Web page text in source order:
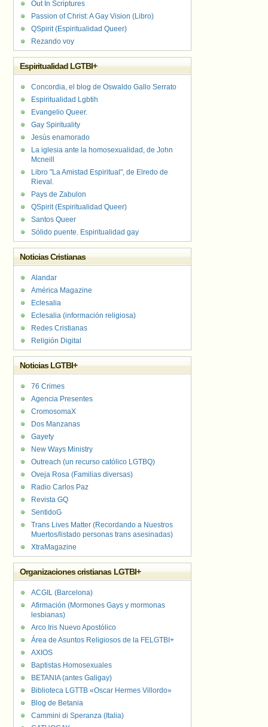
Out In Scriptures
Passion of Christ: A Gay Vision (Libro)
QSpirit (Espiritualidad Queer)
Rezando voy
Espiritualidad LGTBI+
Concordia, el blog de Oswaldo Gallo Serrato
Espiritualidad Lgbtih
Evangelio Queer.
Gay Spirituality
Jesús enamorado
La iglesia ante la homosexualidad, de John
Mcneill
Libro "La Amistad Espiritual", de Elredo de
Rieval.
Pays de Zabulon
QSpirit (Espiritualidad Queer)
Santos Queer
Sólido puente. Espiritualidad gay
Noticias Cristianas
Alandar
América Magazine
Eclesalia
Eclesalia (información religiosa)
Redes Cristianas
Religión Digital
Noticias LGTBI+
76 Crimes
Agencia Presentes
CromosomaX
Dos Manzanas
Gayety
New Ways Ministry
Outreach (un recurso católico LGTBQ)
Oveja Rosa (Familias diversas)
Radio Carlos Paz
Revista GQ
SentidoG
Trans Lives Matter (Recordando a Nuestros
Muertos/listado personas trans asesinadas)
XtraMagazine
Organizaciones cristianas LGTBI+
ACGIL (Barcelona)
Afirmación (Mormones Gays y mormonas
lesbianas)
Arco Iris Nuevo Apostólico
Área de Asuntos Religiosos de la FELGTBI+
AXIOS
Baptistas Homosexuales
BETANIA (antes Galigay)
Biblioteca LGTTB «Oscar Hermes Villordo»
Blog de Betania
Cammini di Speranza (Italia)